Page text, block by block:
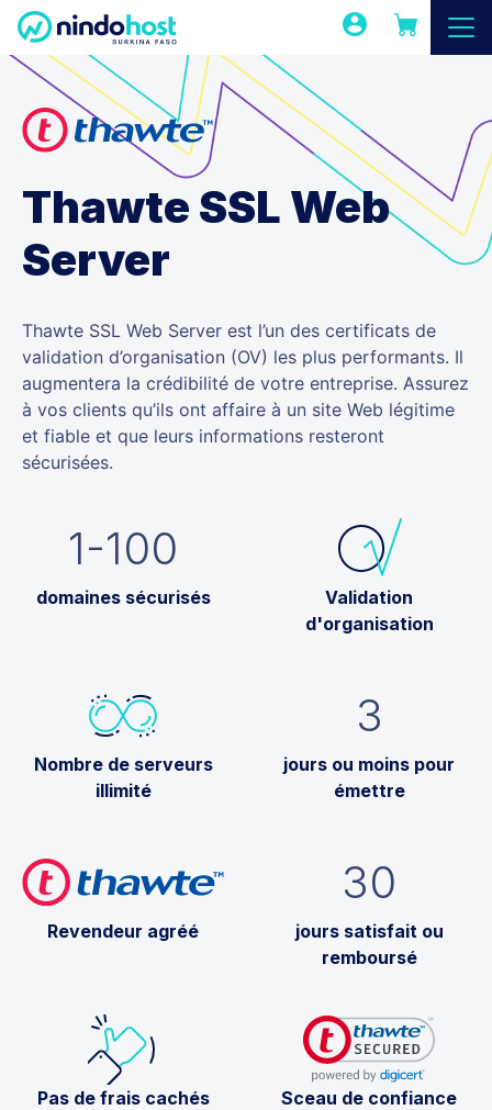
Thawte SSL Web
Server
Thawte SSL Web Server est l’un des certificats de
validation d’organisation (OV) les plus performants. Il
augmentera la crédibilité de votre entreprise. Assurez
à vos clients qu’ils ont affaire à un site Web légitime
et fiable et que leurs informations resteront
sécurisées.
1-100
domaines sécurisés
Validation
d'organisation
Nombre de serveurs
illimité
3
jours ou moins pour
émettre
Revendeur agréé
30
jours satisfait ou
remboursé
Pas de frais cachés Sceau de confiance